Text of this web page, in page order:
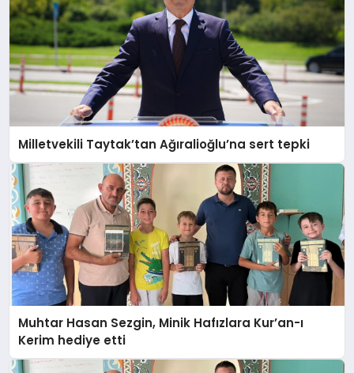
Milletvekili Taytak’tan Ağıralioğlu’na sert tepki
Muhtar Hasan Sezgin, Minik Hafızlara Kur’an-ı
Kerim hediye etti